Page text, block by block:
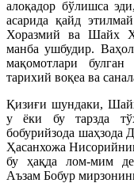
алоқадор бўлишса
асарида қайд
Хоразмий ва Шайх
манба ушбудир.
мақомотлари
тарихий воқеа ва
Қизиғи шундаки,
у ёки бу тарзда
бобурийзода шаҳзода
Ҳасанхожа
бу ҳақда лом-мим
Аъзам Бобур